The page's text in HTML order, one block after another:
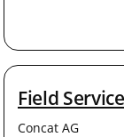
Field
Concat AG